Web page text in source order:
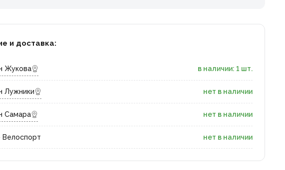
и доставка:
Жукова в наличии: 1 шт.
Лужники нет в наличии
Самара нет в наличии
Велоспорт нет в наличии